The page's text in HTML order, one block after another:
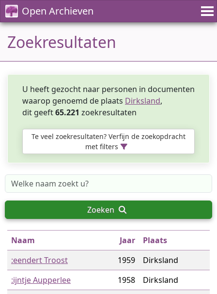
Open Archieven
Zoekresultaten
U heeft gezocht naar personen in documenten
waarop genoemd de plaats Dirksland,
dit geeft65.221 zoekresultaten
Te veel zoekresultaten? Verfijn de zoekopdracht
met filters
Zoeken
Naam Jaar
Plaats
:eendert Troost
1959
Dirksland
:ijntje Aupperlee
1958
Dirksland